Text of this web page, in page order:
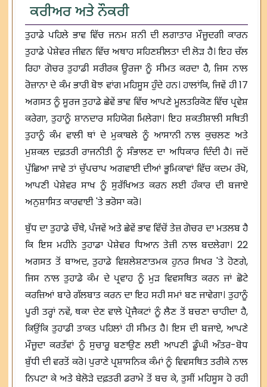
ਕਰੀਅਰ ਅਤੇ ਨੌਕਰੀ
ਤੁਹਾਡੇ ਪਹਿਲੇ ਭਾਵ ਵਿੱਚ ਜਨਮ ਸ਼ਨੀ ਦੀ ਲਗਾਤਾਰ ਮੌਜੂਦਗੀ ਕਾਰਨ
ਤੁਹਾਡੇ ਪੇਸ਼ੇਵਰ ਜੀਵਨ ਵਿੱਚ ਅਥਾਹ ਸਹਿਣਸ਼ੀਲਤਾ ਦੀ ਲੋੜ ਹੈ। ਇਹ ਚੱਲ
ਰਿਹਾ ਗੋਚਰ ਤੁਹਾਡੀ ਸਰੀਰਕ ਊਰਜਾ ਨੂੰ ਸੀਮਤ ਕਰਦਾ ਹੈ, ਜਿਸ ਨਾਲ
ਰੋਜ਼ਾਨਾ ਦੇ ਕੰਮ ਭਾਰੀ ਬੋਝ ਵਾਂਗ ਮਹਿਸੂਸ ਹੁੰਦੇ ਹਨ। ਹਾਲਾਂਕਿ, ਜਿਵੇਂ ਹੀ 17
ਅਗਸਤ ਨੂੰ ਸੂਰਜ ਤੁਹਾਡੇ ਛੇਵੇਂ ਭਾਵ ਵਿੱਚ ਆਪਣੇ ਮੂਲਤਰਿਕੋਣ ਵਿੱਚ ਪ੍ਰਵੇਸ਼
ਕਰੇਗਾ, ਤੁਹਾਨੂੰ ਸ਼ਾਨਦਾਰ ਸਹਿਯੋਗ ਮਿਲੇਗਾ। ਇਹ ਸ਼ਕਤੀਸ਼ਾਲੀ ਸਥਿਤੀ
ਤੁਹਾਨੂੰ ਕੰਮ ਵਾਲੀ ਥਾਂ ਦੇ ਮੁਕਾਬਲੇ ਨੂੰ ਆਸਾਨੀ ਨਾਲ ਕੁਚਲਣ ਅਤੇ
ਮੁਸ਼ਕਲ ਦਫ਼ਤਰੀ ਰਾਜਨੀਤੀ ਨੂੰ ਸੰਭਾਲਣ ਦਾ ਅਧਿਕਾਰ ਦਿੰਦੀ ਹੈ। ਜਦੋਂ
ਪੁੱਛਿਆ ਜਾਵੇ ਤਾਂ ਚੁੱਪਚਾਪ ਅਗਵਾਈ ਦੀਆਂ ਭੂਮਿਕਾਵਾਂ ਵਿੱਚ ਕਦਮ ਰੱਖੋ,
ਆਪਣੀ ਪੇਸ਼ੇਵਰ ਸਾਖ ਨੂੰ ਸੁਰੱਖਿਅਤ ਕਰਨ ਲਈ ਹੰਕਾਰ ਦੀ ਬਜਾਏ
ਅਨੁਸ਼ਾਸਿਤ ਕਾਰਵਾਈ 'ਤੇ ਭਰੋਸਾ ਕਰੋ।
ਬੁੱਧ ਦਾ ਤੁਹਾਡੇ ਚੌਥੇ, ਪੰਜਵੇਂ ਅਤੇ ਛੇਵੇਂ ਭਾਵ ਵਿੱਚੋਂ ਤੇਜ਼ ਗੋਚਰ ਦਾ ਮਤਲਬ ਹੈ
ਕਿ ਇਸ ਮਹੀਨੇ ਤੁਹਾਡਾ ਪੇਸ਼ੇਵਰ ਧਿਆਨ ਤੇਜ਼ੀ ਨਾਲ ਬਦਲੇਗਾ। 22
ਅਗਸਤ ਤੋਂ ਬਾਅਦ, ਤੁਹਾਡੇ ਵਿਸ਼ਲੇਸ਼ਣਾਤਮਕ ਹੁਨਰ ਸਿਖਰ 'ਤੇ ਹੋਣਗੇ,
ਜਿਸ ਨਾਲ ਤੁਹਾਡੇ ਕੰਮ ਦੇ ਪ੍ਰਵਾਹ ਨੂੰ ਮੁੜ ਵਿਵਸਥਿਤ ਕਰਨ ਜਾਂ ਛੋਟੇ
ਕਰਜ਼ਿਆਂ ਬਾਰੇ ਗੱਲਬਾਤ ਕਰਨ ਦਾ ਇਹ ਸਹੀ ਸਮਾਂ ਬਣ ਜਾਵੇਗਾ। ਤੁਹਾਨੂੰ
ਪੂਰੀ ਤਰ੍ਹਾਂ ਨਵੇਂ, ਥਕਾ ਦੇਣ ਵਾਲੇ ਪ੍ਰੋਜੈਕਟਾਂ ਨੂੰ ਲੈਣ ਤੋਂ ਬਚਣਾ ਚਾਹੀਦਾ ਹੈ,
ਕਿਉਂਕਿ ਤੁਹਾਡੀ ਤਾਕਤ ਪਹਿਲਾਂ ਹੀ ਸੀਮਤ ਹੈ। ਇਸ ਦੀ ਬਜਾਏ, ਆਪਣੇ
ਮੌਜੂਦਾ ਕਰਤੱਵਾਂ ਨੂੰ ਸੁਚਾਰੂ ਬਣਾਉਣ ਲਈ ਆਪਣੀ ਡੂੰਘੀ ਅੰਤਰ-ਬੋਧ
ਬੁੱਧੀ ਦੀ ਵਰਤੋਂ ਕਰੋ। ਪੁਰਾਣੇ ਪ੍ਰਸ਼ਾਸਨਿਕ ਕੰਮਾਂ ਨੂੰ ਵਿਵਸਥਿਤ ਤਰੀਕੇ ਨਾਲ
ਨਿਪਟਾ ਕੇ ਅਤੇ ਬੇਲੋੜੇ ਦਫ਼ਤਰੀ ਡਰਾਮੇ ਤੋਂ ਬਚ ਕੇ, ਤੁਸੀਂ ਮਹਿਸੂਸ ਹੋ ਰਹੀ